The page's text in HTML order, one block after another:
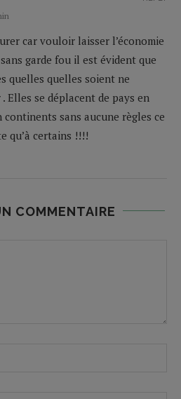
car vouloir laisser l’économie
garde fou il est évident que
quelles quelles soient ne
Elles se déplacent de pays en
sans aucune règles ce
qu’à certains !!!!
COMMENTAIRE